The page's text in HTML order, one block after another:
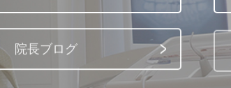
院長ブログ